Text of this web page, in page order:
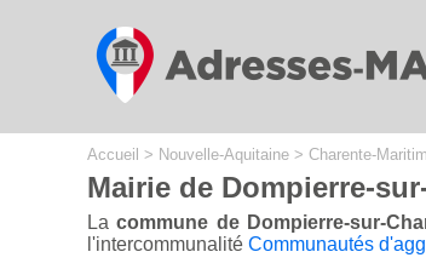
Accueil > Nouvelle-Aquitaine > Charente-
Mairie de Dompierre-
Lacommune de Dompierre-sur-
l'intercommunalité Communautés